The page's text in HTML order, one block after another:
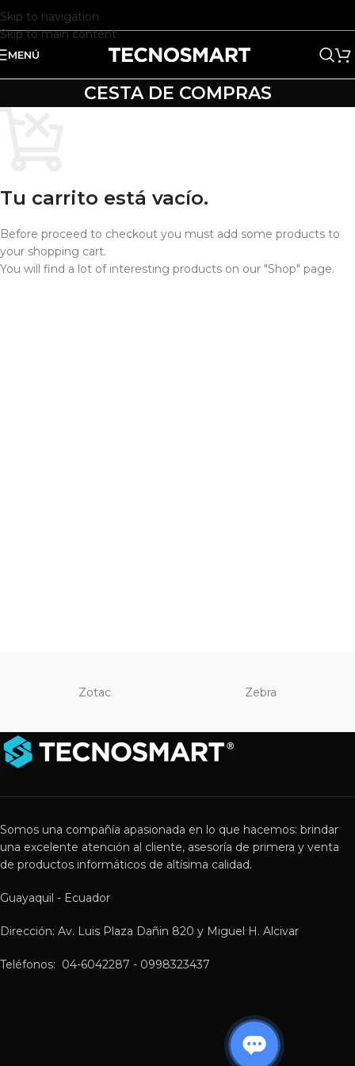
Skip to navigation
Skip to main content
MENÚ
CESTA DE COMPRAS
Tu carrito está vacío.
Before proceed to checkout you must add some products to
your shopping cart.
You will find a lot of interesting products on our "Shop" page.
Zotac Zebra
Somos una compañía apasionada en lo que hacemos: brindar
una excelente atención al cliente, asesoría de primera y venta
de productos informáticos de altísima calidad.
Guayaquil - Ecuador
Dirección: Av. Luis Plaza Dañin 820 y Miguel H. Alcivar
Teléfonos: 04-6042287 - 0998323437